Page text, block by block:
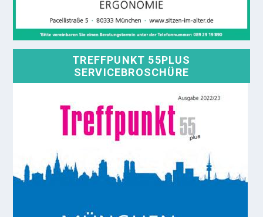
TREFFPUNKT 55PLUS
SERVICEBROSCHÜRE